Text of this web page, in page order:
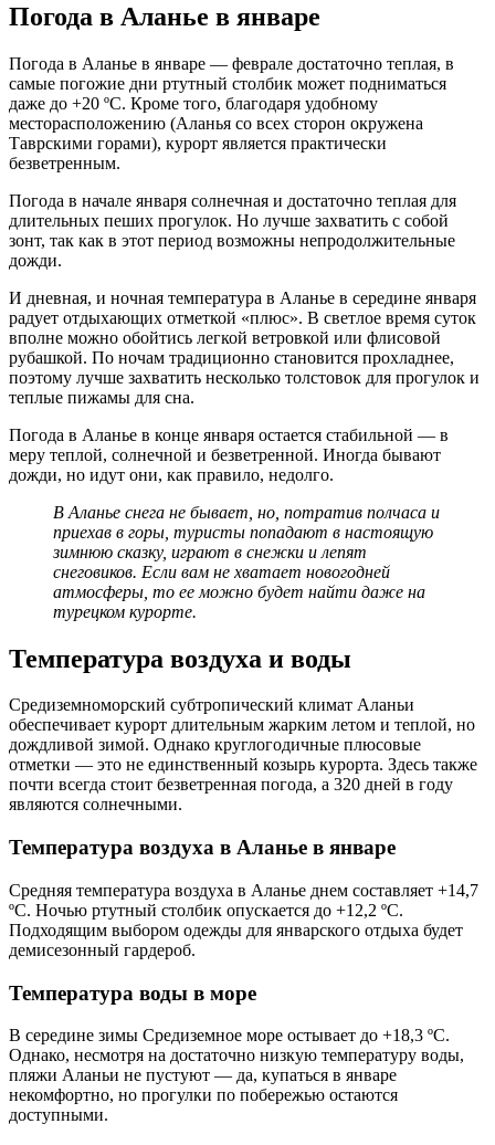
Погода в Аланье в январе
Погода в Аланье в январе — феврале достаточно теплая, в
самые погожие дни ртутный столбик может подниматься
даже до +20 ºС. Кроме того, благодаря удобному
месторасположению (Аланья со всех сторон окружена
Таврскими горами), курорт является практически
безветренным.
Погода в начале января солнечная и достаточно теплая для
длительных пеших прогулок. Но лучше захватить с собой
зонт, так как в этот период возможны непродолжительные
дожди.
И дневная, и ночная температура в Аланье в середине января
радует отдыхающих отметкой «плюс». В светлое время суток
вполне можно обойтись легкой ветровкой или флисовой
рубашкой. По ночам традиционно становится прохладнее,
поэтому лучше захватить несколько толстовок для прогулок и
теплые пижамы для сна.
Погода в Аланье в конце января остается стабильной — в
меру теплой, солнечной и безветренной. Иногда бывают
дожди, но идут они, как правило, недолго.
В Аланье снега не бывает, но, потратив полчаса и
приехав в горы, туристы попадают в настоящую
зимнюю сказку, играют в снежки и лепят
снеговиков. Если вам не хватает новогодней
атмосферы, то ее можно будет найти даже на
турецком курорте.
Температура воздуха и воды
Средиземноморский субтропический климат Аланьи
обеспечивает курорт длительным жарким летом и теплой, но
дождливой зимой. Однако круглогодичные плюсовые
отметки — это не единственный козырь курорта. Здесь также
почти всегда стоит безветренная погода, а 320 дней в году
являются солнечными.
Температура воздуха в Аланье в январе
Средняя температура воздуха в Аланье днем составляет +14,7
ºС. Ночью ртутный столбик опускается до +12,2 ºС.
Подходящим выбором одежды для январского отдыха будет
демисезонный гардероб.
Температура воды в море
В середине зимы Средиземное море остывает до +18,3 ºС.
Однако, несмотря на достаточно низкую температуру воды,
пляжи Аланьи не пустуют — да, купаться в январе
некомфортно, но прогулки по побережью остаются
доступными.